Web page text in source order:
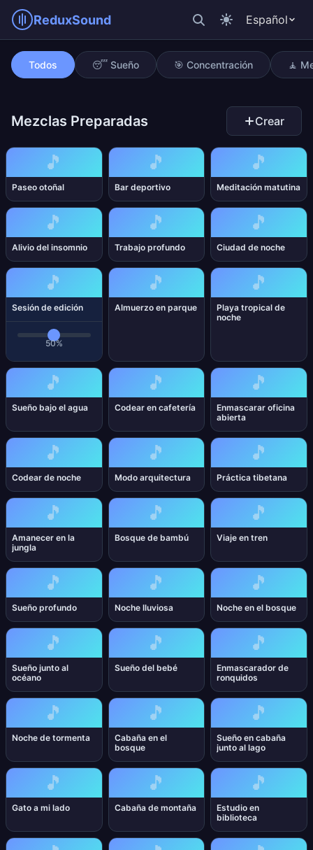
ReduxSound Español
Sesión de edición
Todos 😴 Sueño 🎯 Concentración 🧘
Mezclas Preparadas Crear
🎵
Paseo otoñal
🎵
Bar deportivo
🎵
Meditación matutina
🎵
Alivio del insomnio
🎵
Trabajo profundo
🎵
Ciudad de noche
🎵
Sesión de edición
50%
🎵
Almuerzo en parque
🎵
Playa tropical de
noche
🎵
Sueño bajo el agua
🎵
Codear en cafetería
🎵
Enmascarar oficina
abierta
🎵
Codear de noche
🎵
Modo arquitectura
🎵
Práctica tibetana
🎵
Amanecer en la
jungla
🎵
Bosque de bambú
🎵
Viaje en tren
🎵
Sueño profundo
🎵
Noche lluviosa
🎵
Noche en el bosque
🎵
Sueño junto al
océano
🎵
Sueño del bebé
🎵
Enmascarador de
ronquidos
🎵
Noche de tormenta
🎵
Cabaña en el
bosque
🎵
Sueño en cabaña
junto al lago
🎵
Gato a mi lado
🎵
Cabaña de montaña
🎵
Estudio en
biblioteca